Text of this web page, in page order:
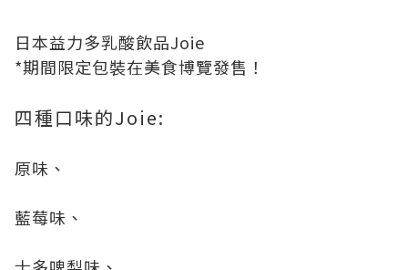
日本益力多乳酸飲品Joie
*期間限定包裝在美食博覽發售！
四種口味的Joie:
原味、
藍莓味、